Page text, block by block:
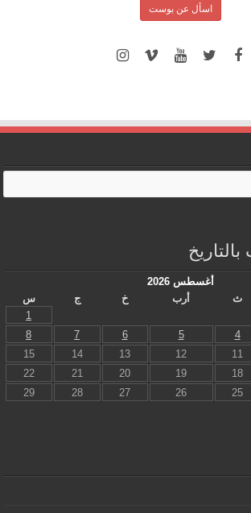
اسأل عن بوست
أغسطس 2026
ث أرب خ ج
س
1
4
5
6
7
8
11
12
13
14
15
18
19
20
21
22
25
26
27
28
29